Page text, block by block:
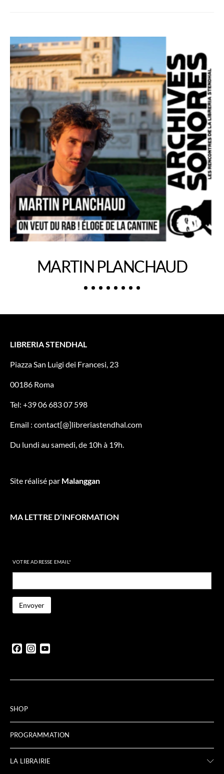
MARTIN PLANCHAUD
LIBRERIA STENDHAL
Piazza San Luigi dei Francesi, 23
00186 Roma
Tel: +39 06 683 07 598
Email : contact[@]libreriastendhal.com
Du lundi au samedi, de 10h à 19h.
Site réalisé par Malanggan
MA LETTRE D’INFORMATION
VOTRE ADRESSE EMAIL*
FacebookInstagram
SHOP
PROGRAMMATION
LA LIBRAIRIE